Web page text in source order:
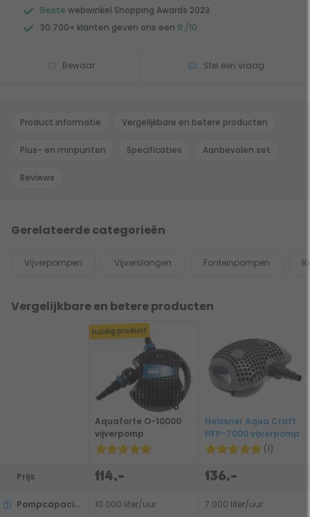
Beste webwinkel Shopping Awards 2023
30.700+ klanten geven ons een 9 /10
Bewaar Stel een vraag
Product informatie Vergelijkbare en betere producten
Plus- en minpunten Specificaties Aanbevolen set
Reviews
Gerelateerde categorieën
Vijverpompen Vijverslangen Fonteinpompen
Vergelijkbare en betere producten
Prijs
Pompcapaciteit
huidig product
Aquaforte O-10000
vijverpomp
114,-
10.000 liter/uur
Heissner Aqua Craft
HFP-7000 vijverpomp
(1)
136,-
7.000 liter/uur